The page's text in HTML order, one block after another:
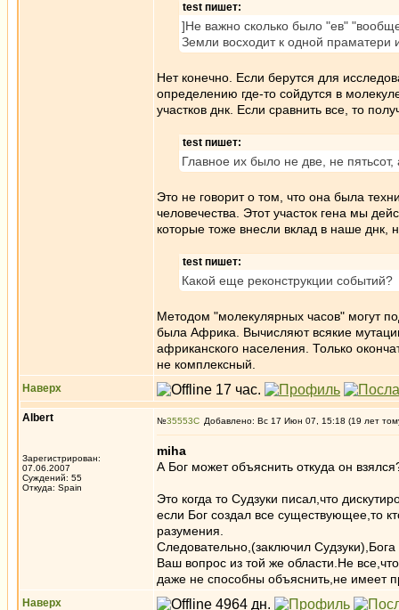
test пишет:
]Не важно сколько было "ев"
Земли восходит к одной праматери
Нет конечно. Если берутся для
определению где-то сойдутся в
участков днк. Если сравнить все, то
test пишет:
Главное их было не две, не
Это не говорит о том, что она была
человечества. Этот участок гена мы
которые тоже внесли вклад в наше днк,
test пишет:
Какой еще реконструкции событий?
Методом "молекулярных часов" могут
была Африка. Вычисляют всякие
африканского населения. Только
не комплексный.
Наверх
Albert
Зарегистрирован:
07.06.2007
Суждений: 55
Откуда: Spain
№35553 Добавлено: Вс 17 Июн 07, 15:18 (19 лет
miha
А Бог может объяснить откуда он
Это когда то Судзуки писал,что
если Бог создал все существующее,то
разумения.
Следовательно,(заключил Судзуки),Бога
Ваш вопрос из той же области.Не
даже не способны объяснить,не имеет
Наверх